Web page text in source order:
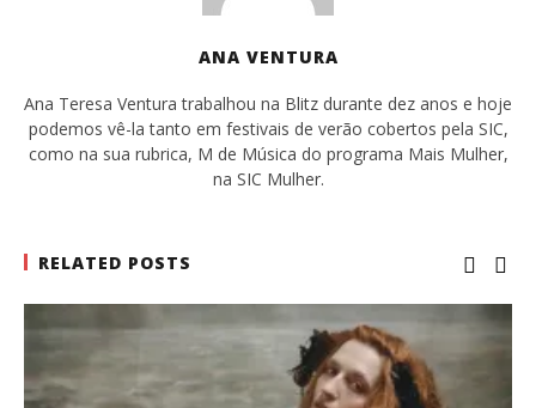
ANA VENTURA
Ana Teresa Ventura trabalhou na Blitz durante dez anos e hoje
podemos vê-la tanto em festivais de verão cobertos pela SIC,
como na sua rubrica, M de Música do programa Mais Mulher,
na SIC Mulher.
RELATED POSTS